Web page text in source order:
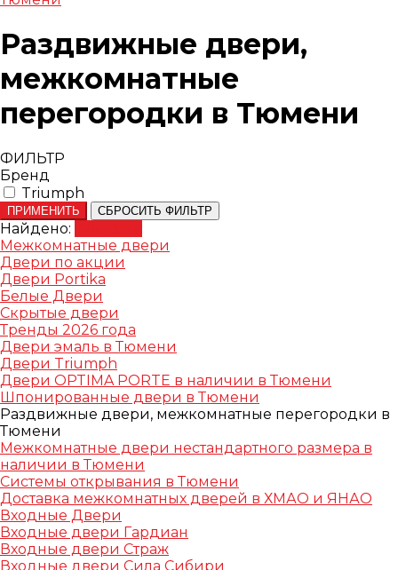
Раздвижные двери,
межкомнатные
перегородки в Тюмени
ФИЛЬТР
Бренд
Triumph
ПРИМЕНИТЬ СБРОСИТЬ ФИЛЬТР
Найдено:
Межкомнатные двери
Двери по акции
Двери Portika
Белые Двери
Скрытые двери
Тренды 2026 года
Двери эмаль в Тюмени
Двери Triumph
Двери OPTIMA PORTE в наличии в Тюмени
Шпонированные двери в Тюмени
Раздвижные двери, межкомнатные перегородки в
Тюмени
Межкомнатные двери нестандартного размера в
наличии в Тюмени
Системы открывания в Тюмени
Доставка межкомнатных дверей в ХМАО и ЯНАО
Входные Двери
Входные двери Гардиан
Входные двери Страж
Входные двери Сила Сибири